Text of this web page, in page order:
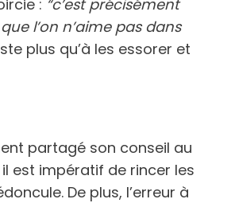
: “c’est précisément
l’on n’aime pas dans
plus qu’à les essorer et
partagé son conseil au
il est impératif de rincer les
De plus, l’erreur à